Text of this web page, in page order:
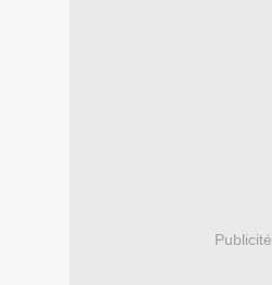
Publicité